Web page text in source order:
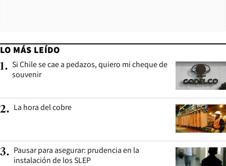
LO MÁS LEÍDO
1. Si Chile se cae a pedazos, quiero mi cheque de
souvenir
2. La hora del cobre
3. Pausar para asegurar: prudencia en la
instalación de los SLEP